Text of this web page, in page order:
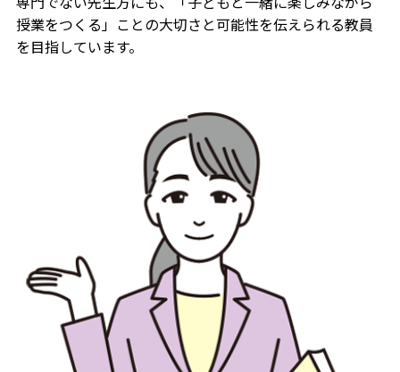
授業をつくる」ことの大切さと可能性を伝えられる教員
を目指しています。